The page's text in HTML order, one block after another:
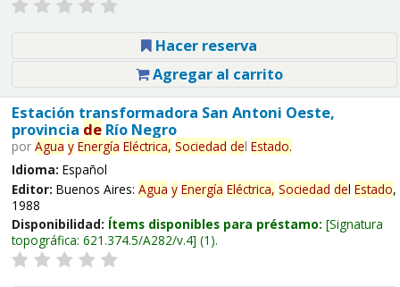
Hacer reserva
Agregar al carrito
Estación transformadora San Antoni Oeste,
provincia deRío Negro
por Agua y Energía Eléctrica, Sociedad del Estado.
Idioma: Español
Editor: Buenos Aires: Agua y Energía Eléctrica, Sociedad del Estado,
1988
Disponibilidad: Ítems disponibles para préstamo: Signatura
topográfica: 621.374.5/A282/v.4 (1).